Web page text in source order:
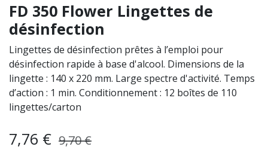
FD 350 Flower Lingettes de
désinfection
Lingettes de désinfection prêtes à l’emploi pour
désinfection rapide à base d'alcool. Dimensions de la
lingette : 140 x 220 mm. Large spectre d'activité. Temps
d’action : 1 min. Conditionnement : 12 boîtes de 110
lingettes/carton
7,76 € 9,70€